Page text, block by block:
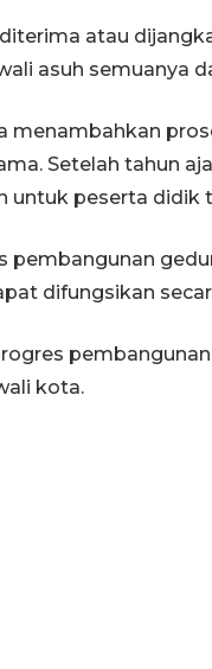
atau
asuh semuanya
menambahkan
Setelah tahun
untuk peserta didik
pembangunan
difungsikan
kota.